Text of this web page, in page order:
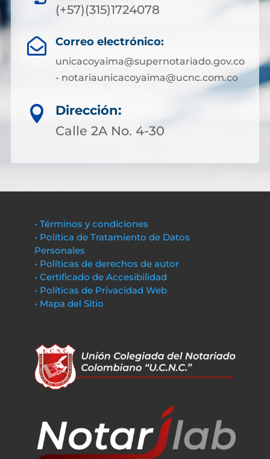
(+57)(315)1724078
 Correo electrónico:
unicacoyaima@supernotariado.gov.co
- notariaunicacoyaima@ucnc.com.co

Dirección:
Calle 2A No. 4-30
• Términos y condiciones
• Política de Tratamiento de Datos
Personales
• Políticas de derechos de autor
• Certificado de Accesibilidad
• Políticas de Privacidad Web
• Mapa del Sitio